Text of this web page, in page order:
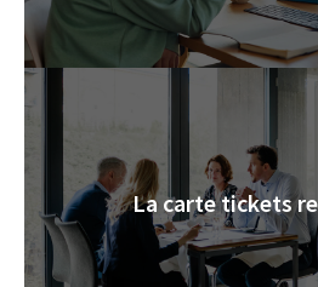
La carte tickets